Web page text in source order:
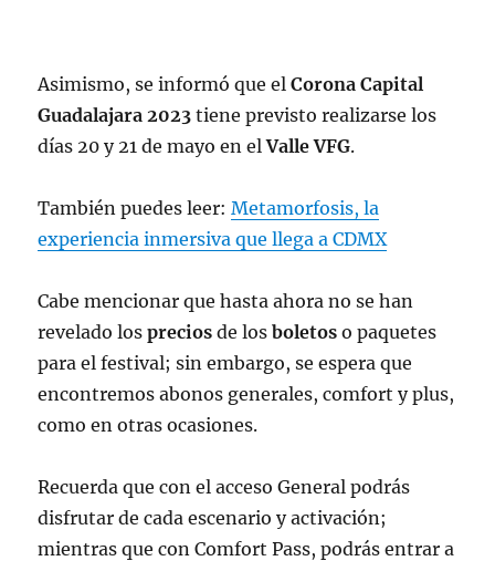
Asimismo, se informó que elCorona Capital
Guadalajara 2023 tiene previsto realizarse los
días 20 y 21 de mayo en elValle VFG.
También puedes leer:Metamorfosis, la
experiencia inmersiva que llega a CDMX
Cabe mencionar que hasta ahora no se han
revelado losprecios de losboletos o paquetes
para el festival; sin embargo, se espera que
encontremos abonos generales, comfort y plus,
como en otras ocasiones.
Recuerda que con el acceso General podrás
disfrutar de cada escenario y activación;
mientras que con Comfort Pass, podrás entrar a